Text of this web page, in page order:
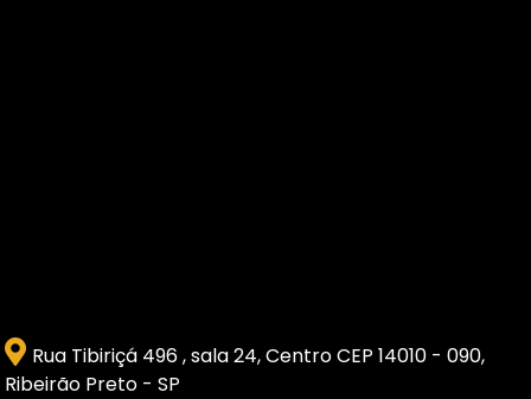
Rua Tibiriçá 496 , sala 24, Centro CEP 14010 - 090,
Ribeirão Preto - SP